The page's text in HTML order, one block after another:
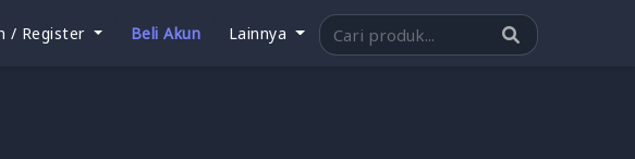
/ Register Beli Akun Lainnya